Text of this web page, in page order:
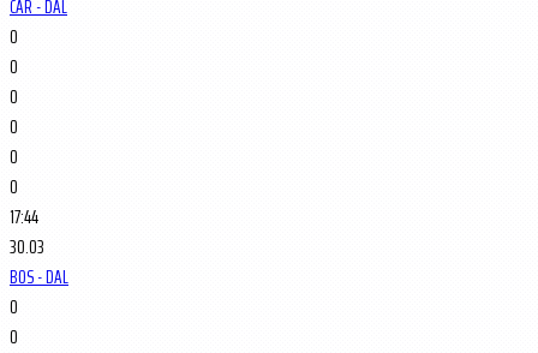
CAR - DAL
0
0
0
0
0
0
17:44
30.03
BOS - DAL
0
0